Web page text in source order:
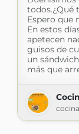
todos.¿Qué
Espero que
En estos
apetecen
guisos de
un
más que